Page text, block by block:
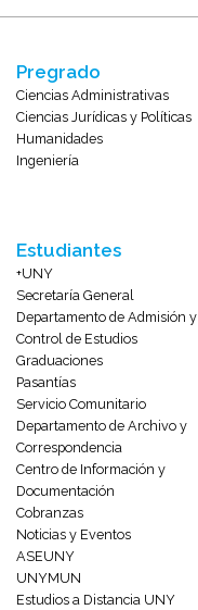
Pregrado
Ciencias Administrativas
Ciencias Jurídicas y Políticas
Humanidades
Ingeniería
Estudiantes
+UNY
Secretaría General
Departamento de Admisión y
Control de Estudios
Graduaciones
Pasantías
Servicio Comunitario
Departamento de Archivo y
Correspondencia
Centro de Información y
Documentación
Cobranzas
Noticias y Eventos
ASEUNY
UNYMUN
Estudios a Distancia UNY